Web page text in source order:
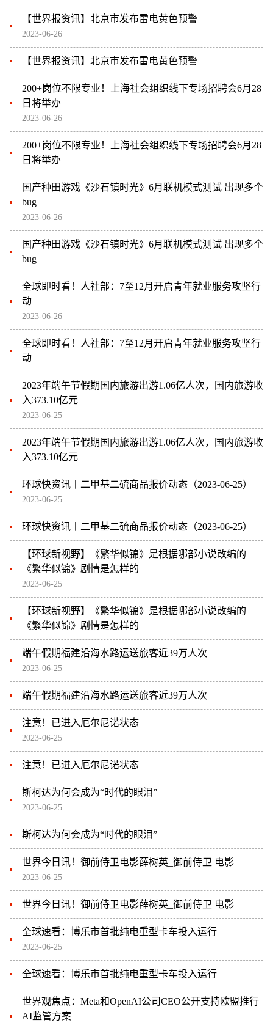
【世界报资讯】北京市发布雷电黄色预警
2023-06-26
【世界报资讯】北京市发布雷电黄色预警
200+岗位不限专业！上海社会组织线下专场招聘会6月28
日将举办
2023-06-26
200+岗位不限专业！上海社会组织线下专场招聘会6月28
日将举办
国产种田游戏《沙石镇时光》6月联机模式测试 出现多个
bug
2023-06-26
国产种田游戏《沙石镇时光》6月联机模式测试 出现多个
bug
全球即时看！人社部：7至12月开启青年就业服务攻坚行
动
2023-06-26
全球即时看！人社部：7至12月开启青年就业服务攻坚行
动
2023年端午节假期国内旅游出游1.06亿人次，国内旅游收
入373.10亿元
2023-06-25
2023年端午节假期国内旅游出游1.06亿人次，国内旅游收
入373.10亿元
环球快资讯丨二甲基二硫商品报价动态（2023-06-25）
2023-06-25
环球快资讯丨二甲基二硫商品报价动态（2023-06-25）
【环球新视野】《繁华似锦》是根据哪部小说改编的
《繁华似锦》剧情是怎样的
2023-06-25
【环球新视野】《繁华似锦》是根据哪部小说改编的
《繁华似锦》剧情是怎样的
端午假期福建沿海水路运送旅客近39万人次
2023-06-25
端午假期福建沿海水路运送旅客近39万人次
注意！已进入厄尔尼诺状态
2023-06-25
注意！已进入厄尔尼诺状态
斯柯达为何会成为“时代的眼泪”
2023-06-25
斯柯达为何会成为“时代的眼泪”
世界今日讯！御前侍卫电影薛树英_御前侍卫 电影
2023-06-25
世界今日讯！御前侍卫电影薛树英_御前侍卫 电影
全球速看：博乐市首批纯电重型卡车投入运行
2023-06-25
全球速看：博乐市首批纯电重型卡车投入运行
世界观焦点：Meta和OpenAI公司CEO公开支持欧盟推行
AI监管方案